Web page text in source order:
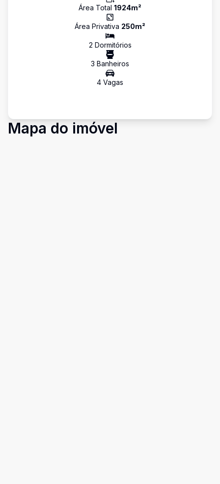
Área Total 1924m²
Área Privativa 250m²
2 Dormitórios
3 Banheiros
4 Vagas
Mapa do imóvel